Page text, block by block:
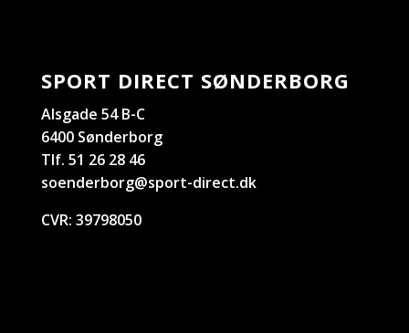
SPORT DIRECT SØNDERBORG
Alsgade 54 B-C
6400 Sønderborg
Tlf. 51 26 28 46
soenderborg@sport-direct.dk
CVR: 39798050